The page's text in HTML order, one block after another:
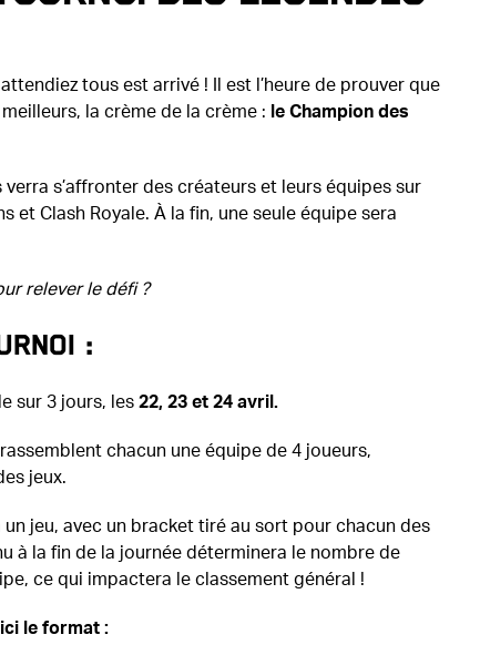
tous est arrivé ! Il est l’heure de prouver que
la crème de la crème : le Champion des
s’affronter des créateurs et leurs équipes sur
et Clash Royale. À la fin, une seule équipe sera
relever le défi ?
:
sur 3 jours, les22, 23 et 24 avril.
chacun une équipe de 4 joueurs,
jeux.
jeu, avec un bracket tiré au sort pour chacun des
à la fin de la journée déterminera le nombre de
ce qui impactera le classement général !
le format :